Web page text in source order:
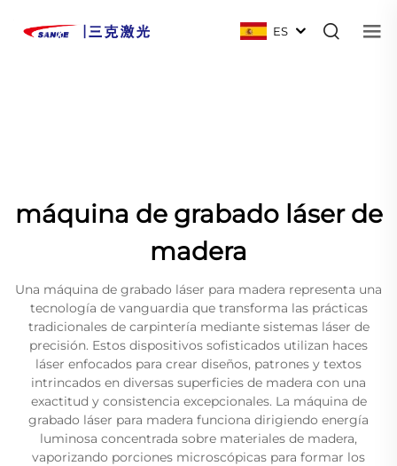
ES
máquina de grabado láser de
madera
Una máquina de grabado láser para madera representa una
tecnología de vanguardia que transforma las prácticas
tradicionales de carpintería mediante sistemas láser de
precisión. Estos dispositivos sofisticados utilizan haces
láser enfocados para crear diseños, patrones y textos
intrincados en diversas superficies de madera con una
exactitud y consistencia excepcionales. La máquina de
grabado láser para madera funciona dirigiendo energía
luminosa concentrada sobre materiales de madera,
vaporizando porciones microscópicas para formar los